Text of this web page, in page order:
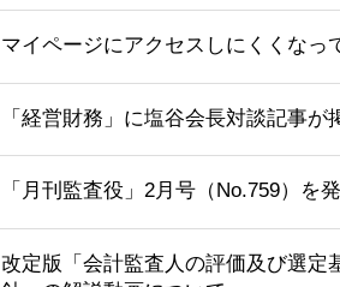
マイページにアクセスしにくくなっ
「経営財務」に塩谷会長対談記事が
「月刊監査役」2月号（No.759）を
改定版「会計監査人の評価及び選定